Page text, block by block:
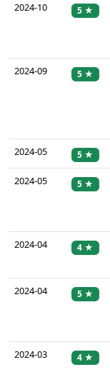
2024-10 5 ★
2024-09 5 ★
2024-05 5 ★
2024-05 5 ★
2024-04 4 ★
2024-04 5 ★
2024-03 4 ★